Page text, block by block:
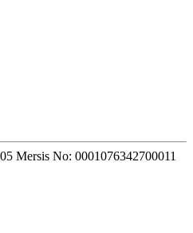
Mersis No: 0001076342700011